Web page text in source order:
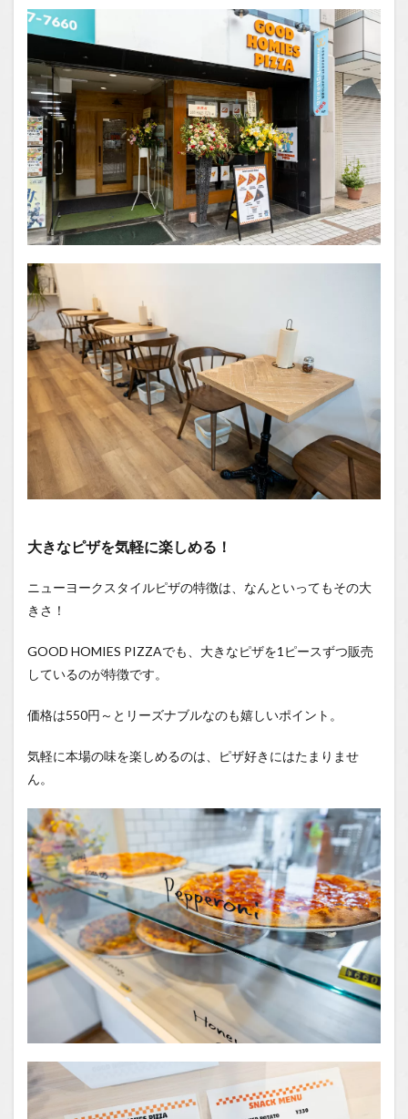
1.0.3
ジンジ
ャエー
ルで爽
快に
1.0.4
スタイ
ルのピ
ザ屋さ
んに感
動！
1.2
You
Tube
1.2.1
はいし
ゃの食
べ歩き
You
Tubeチ
ル
大きなピザを気軽に楽しめる！
ニューヨークスタイルピザの特徴は、なんといってもその大
きさ！
GOOD HOMIES PIZZAでも、大きなピザを1ピースずつ販売
しているのが特徴です。
価格は550円～とリーズナブルなのも嬉しいポイント。
気軽に本場の味を楽しめるのは、ピザ好きにはたまりませ
ん。